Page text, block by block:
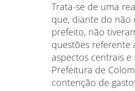
Trata-se de uma
que, diante do não
prefeito, não
questões referente
aspectos centrais
Prefeitura de
contenção de